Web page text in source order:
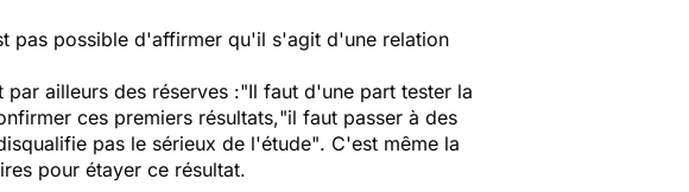
pas possible d'affirmer qu'il s'agit d'une relation
ailleurs des réserves :"Il faut d'une part tester la
ces premiers résultats,"il faut passer à des
pas le sérieux de l'étude". C'est même la
pour étayer ce résultat.